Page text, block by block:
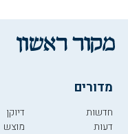
מדורים
חדשות
דעות
דיוקן
מוצש